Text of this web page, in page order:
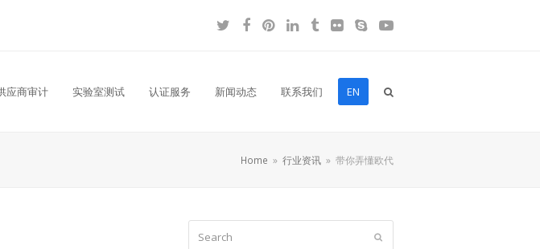
Twitter
Facebook
Pinterest
LinkedIn
Tumblr
FlickrSkypeYouTube
应商审计 实验室测试 认证服务 新闻动态 联系我们 EN
Home » 行业资讯 » 带你弄懂欧代